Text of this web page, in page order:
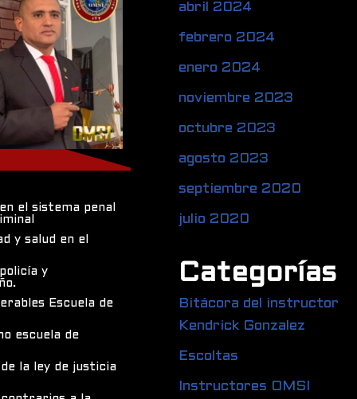
el sistema penal
y salud en el
y
Escuela de
escuela de
la ley de justicia
abril 2024
febrero 2024
enero 2024
noviembre 2023
octubre 2023
agosto 2023
septiembre 2020
julio 2020
Categorías
Bitácora del instructor
Kendrick Gonzalez
Escoltas
Instructores OMSI